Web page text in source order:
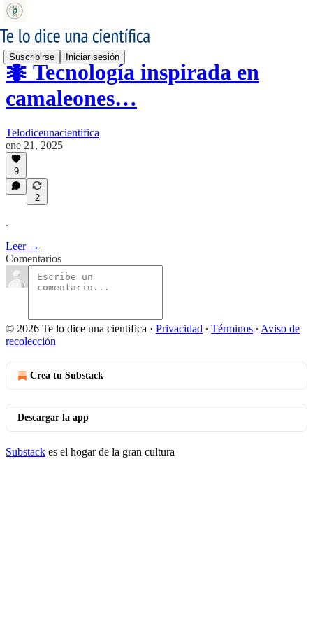
Suscribirse Iniciar sesión
🐜 Tecnología inspirada en
camaleones…
Telodiceunacientifica
ene 21, 2025
9
2
.
Leer →
Comentarios
© 2026 Te lo dice una cientifica · Privacidad ∙ Términos ∙ Aviso de
recolección
Crea tu Substack
Descargar la app
Substack es el hogar de la gran cultura